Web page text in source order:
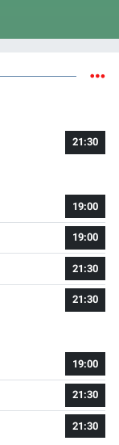
21:30
19:00
19:00
21:30
21:30
19:00
21:30
21:30